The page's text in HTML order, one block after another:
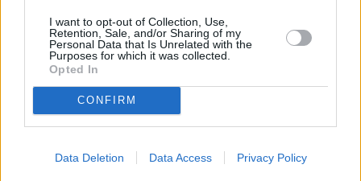
I want to opt-out of Collection, Use,
Retention, Sale, and/or Sharing of my
Personal Data that Is Unrelated with the
Purposes for which it was collected.
Opted In
CONFIRM
Data Deletion Data Access Privacy Policy